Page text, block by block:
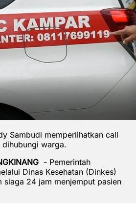
Sambudi memperlihatkan call
dihubungi warga.
- Pemerintah
Dinas Kesehatan (Dinkes)
siaga 24 jam menjemput pasien